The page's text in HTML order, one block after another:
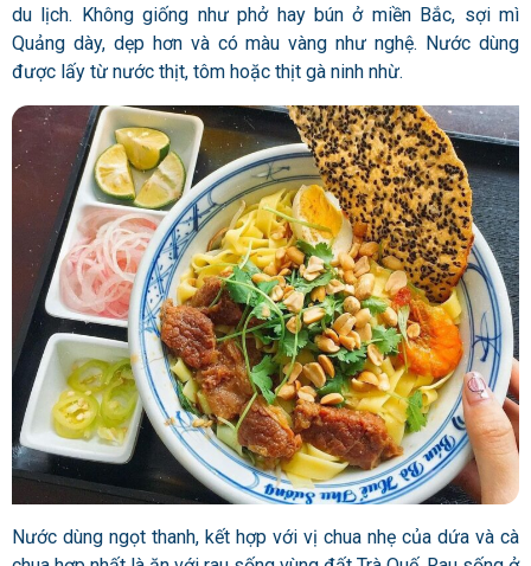
du lịch. Không giống như phở hay bún ở miền Bắc, sợi mì
Quảng dày, dẹp hơn và có màu vàng như nghệ. Nước dùng
được lấy từ nước thịt, tôm hoặc thịt gà ninh nhừ.
Nước dùng ngọt thanh, kết hợp với vị chua nhẹ của dứa và cà